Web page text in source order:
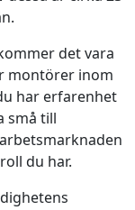
det vara
montörer inom
har erfarenhet
små till
du har.